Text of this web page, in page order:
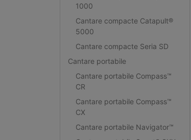
1000
Cantare compacte Catapult®
5000
Cantare compacte Seria SD
Cantare portabile
Cantare portabile Compass™
CR
Cantare portabile Compass™
CX
Cantare portabile Navigator™